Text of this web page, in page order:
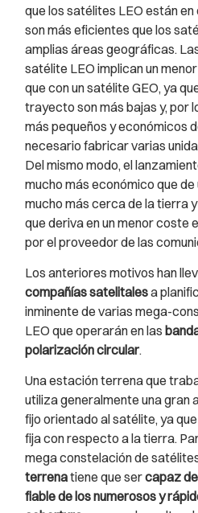
que los satélites LEO están
son más eficientes que los
amplias áreas geográficas.
satélite LEO implican un
que con un satélite GEO, ya
trayecto son más bajas y, por
más pequeños y económicos
necesario fabricar varias
Del mismo modo, el
mucho más económico que
mucho más cerca de la tierra
que deriva en un menor coste
por el proveedor de las
Los anteriores motivos han
compañías satelitalesa
inminente de varias mega-
LEO que operarán en las
polarización circular.
Una estación terrena que
utiliza generalmente una gran
fijo orientado al satélite, ya
fija con respecto a la tierra.
mega constelación de
terrenatiene que sercapaz
fiable de los numerosos y